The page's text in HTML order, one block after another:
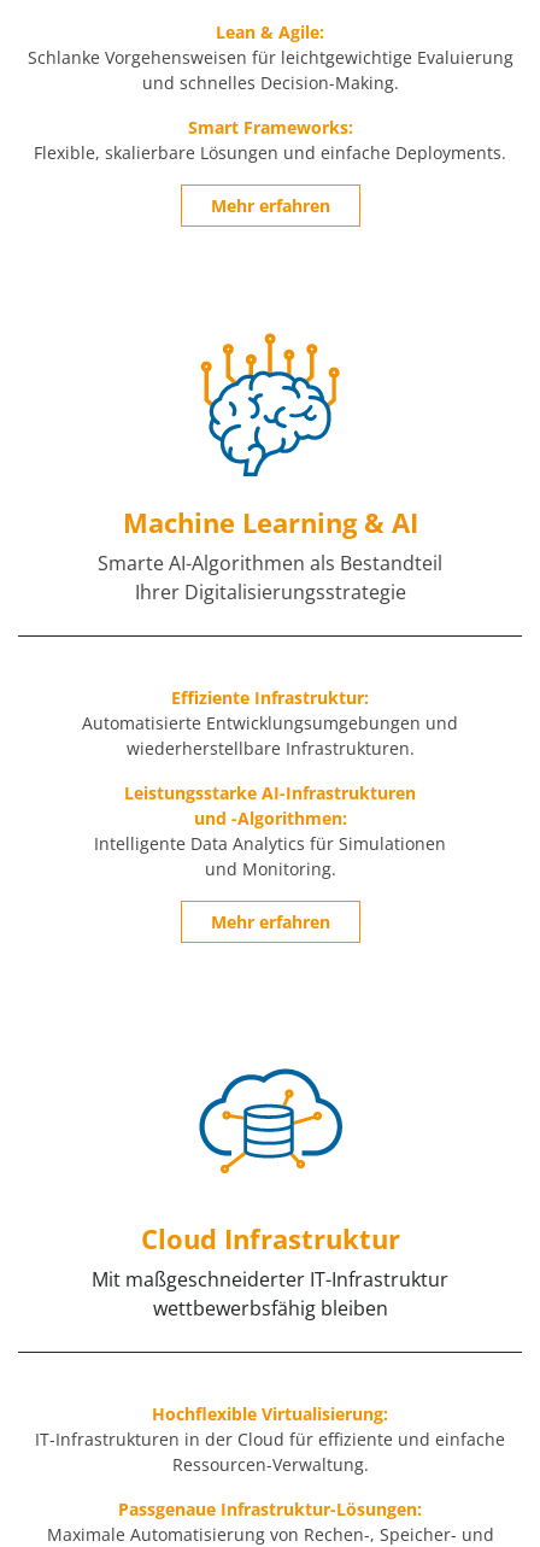
Lean & Agile:
Schlanke Vorgehensweisen für leichtgewichtige Evaluierung
und schnelles Decision-Making.
Smart Frameworks:
Flexible, skalierbare Lösungen und einfache Deployments.
Mehr erfahren
Machine Learning & AI
Smarte AI-Algorithmen als Bestandteil
Ihrer Digitalisierungsstrategie
Effiziente Infrastruktur:
Automatisierte Entwicklungsumgebungen und
wiederherstellbare Infrastrukturen.
Leistungsstarke AI-Infrastrukturen
und -Algorithmen:
Intelligente Data Analytics für Simulationen
und Monitoring.
Mehr erfahren
Cloud Infrastruktur
Mit maßgeschneiderter IT-Infrastruktur
wettbewerbsfähig bleiben
Hochflexible Virtualisierung:
IT-Infrastrukturen in der Cloud für effiziente und einfache
Ressourcen-Verwaltung.
Passgenaue Infrastruktur-Lösungen:
Maximale Automatisierung von Rechen-, Speicher- und